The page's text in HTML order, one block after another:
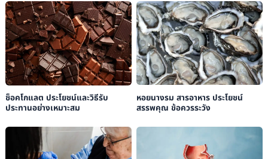
ช็อคโกแลต ประโยชน์และวิธีรับ
ประทานอย่างเหมาะสม
หอยนางรม สารอาหาร ประโยชน์
สรรพคุณ ข้อควรระวัง